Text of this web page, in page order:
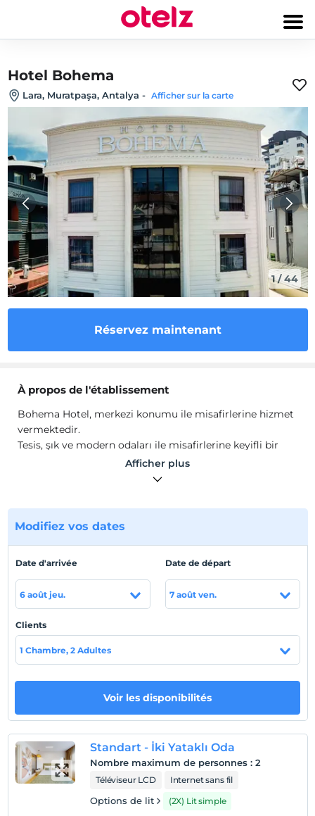
Hotel Bohema
Lara, Muratpaşa, Antalya - Afficher sur la carte
1/44
Réservez maintenant
À propos de l'établissement
Bohema Hotel, merkezi konumu ile misafirlerine hizmet
vermektedir.
Tesis, şık ve modern odaları ile misafirlerine keyifli bir
konaklama sunmaktadır.
Muratpaşa'da konumlanmaktadır.
Afficher sur la
carte
Politiques de l'hôtel
enregistrement
Après 14:00
animaux
fumeur
chambres non fumeur
Les bébés de moins de 2 ne sont pas facturés
Afficher plus
Modifiez vos dates
Date d'arrivée
6 août jeu.
Date de départ
7 août ven.
Clients
1 Chambre, 2 Adultes
Voir les disponibilités
Standart - İki Yataklı Oda
Nombre maximum de personnes : 2
Téléviseur LCD Internet sans fil
Options de lit (2X) Lit simple